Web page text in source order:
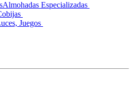
Almohadas Especializadas
Juegos